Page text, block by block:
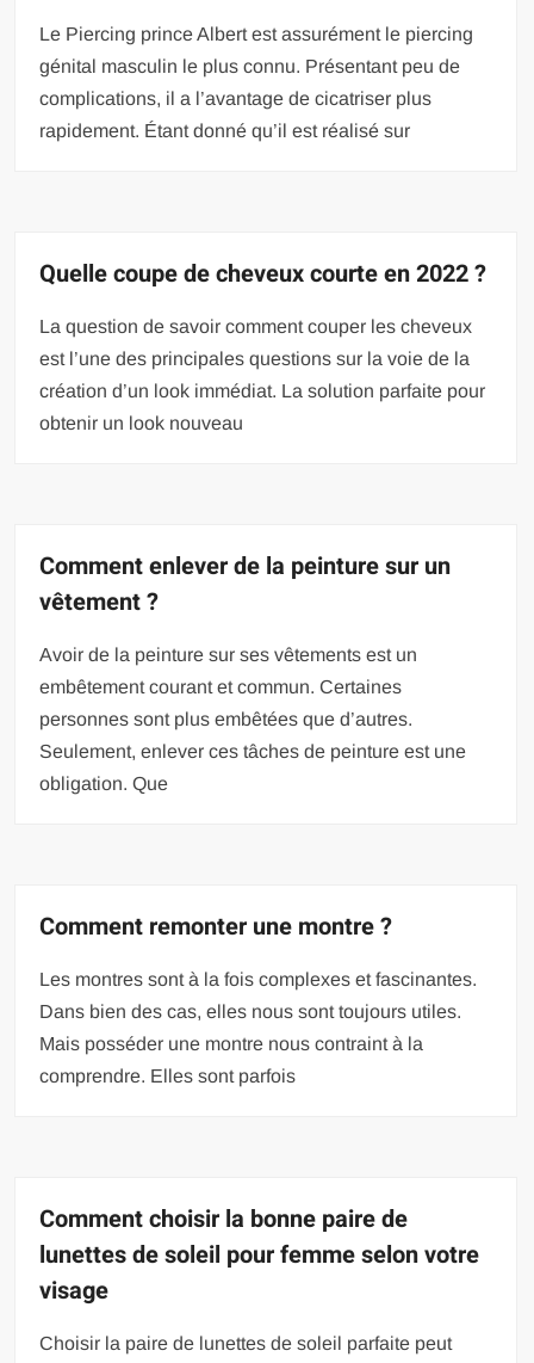
Le Piercing prince Albert est assurément le piercing
génital masculin le plus connu. Présentant peu de
complications, il a l’avantage de cicatriser plus
rapidement. Étant donné qu’il est réalisé sur
Quelle coupe de cheveux courte en 2022 ?
La question de savoir comment couper les cheveux
est l’une des principales questions sur la voie de la
création d’un look immédiat. La solution parfaite pour
obtenir un look nouveau
Comment enlever de la peinture sur un
vêtement ?
Avoir de la peinture sur ses vêtements est un
embêtement courant et commun. Certaines
personnes sont plus embêtées que d’autres.
Seulement, enlever ces tâches de peinture est une
obligation. Que
Comment remonter une montre ?
Les montres sont à la fois complexes et fascinantes.
Dans bien des cas, elles nous sont toujours utiles.
Mais posséder une montre nous contraint à la
comprendre. Elles sont parfois
Comment choisir la bonne paire de
lunettes de soleil pour femme selon votre
visage
Choisir la paire de lunettes de soleil parfaite peut